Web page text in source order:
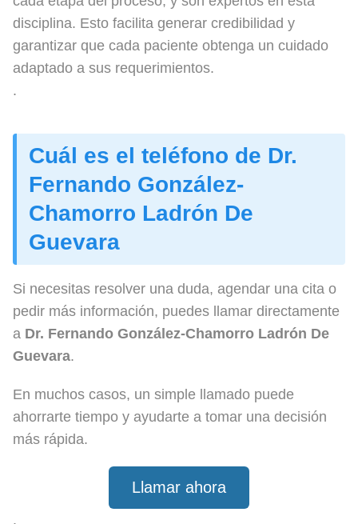
disciplina. Esto facilita generar credibilidad y
garantizar que cada paciente obtenga un cuidado
adaptado a sus requerimientos.
.
Cuál es el teléfono de Dr.
Fernando González-
Chamorro Ladrón De
Guevara
Si necesitas resolver una duda, agendar una cita o
pedir más información, puedes llamar directamente
a Dr. Fernando González-Chamorro Ladrón De
Guevara.
En muchos casos, un simple llamado puede
ahorrarte tiempo y ayudarte a tomar una decisión
más rápida.
Llamar ahora
.